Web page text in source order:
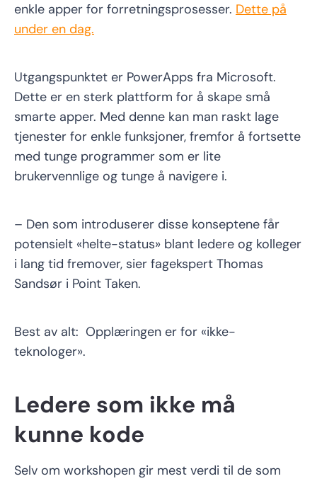
enkle apper for forretningsprosesser. Dette på
under en dag.
Utgangspunktet er PowerApps fra Microsoft.
Dette er en sterk plattform for å skape små
smarte apper. Med denne kan man raskt lage
tjenester for enkle funksjoner, fremfor å fortsette
med tunge programmer som er lite
brukervennlige og tunge å navigere i.
– Den som introduserer disse konseptene får
potensielt «helte-status» blant ledere og kolleger
i lang tid fremover, sier fagekspert Thomas
Sandsør i Point Taken.
Best av alt: Opplæringen er for «ikke-
teknologer».
Ledere som ikke må
kunne kode
Selv om workshopen gir mest verdi til de som